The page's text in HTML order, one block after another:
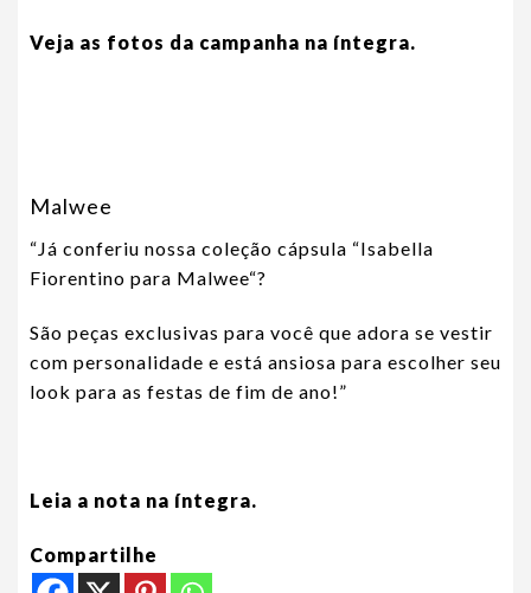
Veja as fotos da campanha na íntegra.
Malwee
“Já conferiu nossa coleção cápsula “Isabella
Fiorentino para Malwee“?
São peças exclusivas para você que adora se vestir
com personalidade e está ansiosa para escolher seu
look para as festas de fim de ano!”
Leia a nota na íntegra.
Compartilhe